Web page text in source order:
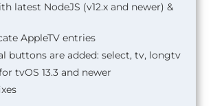
latest NodeJS (v12.x and newer) &
AppleTV entries
buttons are added: select, tv, longtv
tvOS 13.3 and newer